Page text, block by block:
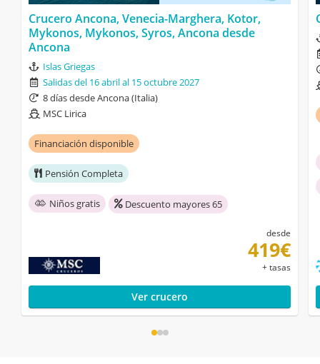
Crucero Ancona, Venecia-Marghera, Kotor,
Mykonos, Mykonos, Syros, Ancona desde
Ancona
Islas Griegas
Salidas del 16 abril al 15 octubre 2027
8 días desde Ancona (Italia)
MSC Lirica
Financiación disponible
Pensión Completa
Niños gratis Descuento mayores 65
desde
419€
+ tasas
Ver crucero